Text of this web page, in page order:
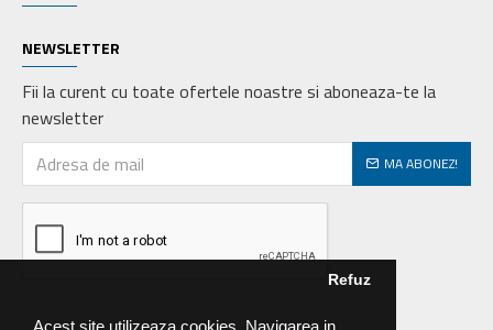
Refuz
NEWSLETTER
Fii la curent cu toate ofertele noastre si aboneaza-te la
newsletter
MA ABONEZ!